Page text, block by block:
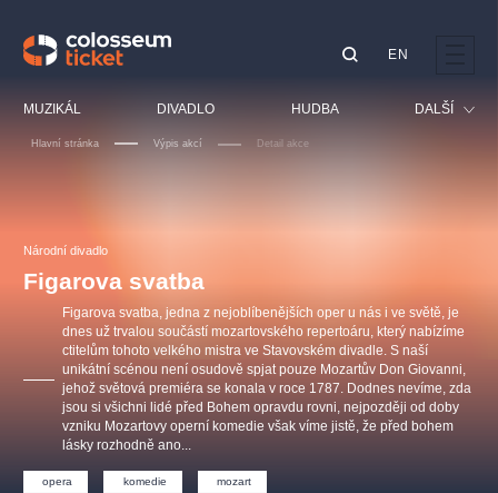
MUZIKÁL DIVADLO HUDBA DALŠÍ
Sport
Ostatní
EN
Hlavní stránka Výpis akcí Detail akce
Národní divadlo
Figarova svatba
Figarova svatba, jedna z nejoblíbenějších oper u nás i ve světě, je
dnes už trvalou součástí mozartovského repertoáru, který nabízíme
ctitelům tohoto velkého mistra ve Stavovském divadle. S naší
unikátní scénou není osudově spjat pouze Mozartův Don Giovanni,
jehož světová premiéra se konala v roce 1787. Dodnes nevíme, zda
jsou si všichni lidé před Bohem opravdu rovni, nejpozději od doby
vzniku Mozartovy operní komedie však víme jistě, že před bohem
lásky rozhodně ano...
opera komedie mozart
OBYČEJNÁ HOLKA
Agentura 44, s.r.o.
s.r.o.
Ostatní hledají
muzikálypraha
Nejnavštěvovanější